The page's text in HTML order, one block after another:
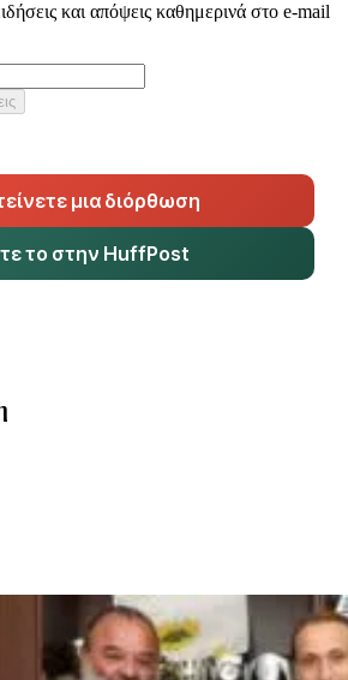
και απόψεις καθημερινά στο e-mail
μια διόρθωση
το στην HuffPost